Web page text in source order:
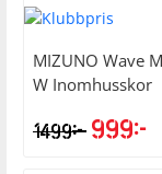
MIZUNO Wave
W Inomhusskor
1499kr 999kr